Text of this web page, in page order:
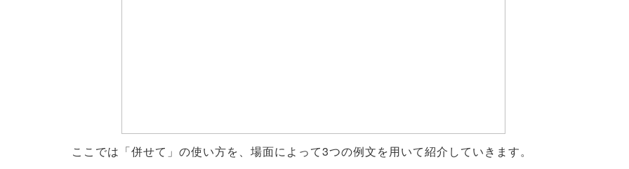
ここでは「併せて」の使い方を、場面によって3つの例文を用いて紹介していきます。